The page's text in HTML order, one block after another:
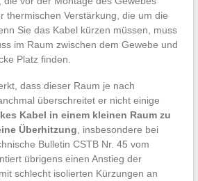
thermischen Verstärkung, die um die
Sie das Kabel kürzen müssen, muss
im Raum zwischen dem Gewebe und
Platz finden.
dass dieser Raum je nach
überschreitet er nicht einige
Kabel in einem kleinen Raum zu
Überhitzung , insbesondere bei
Bulletin CSTB Nr. 45 vom
übrigens einen Anstieg der
schlecht isolierten Kürzungen an